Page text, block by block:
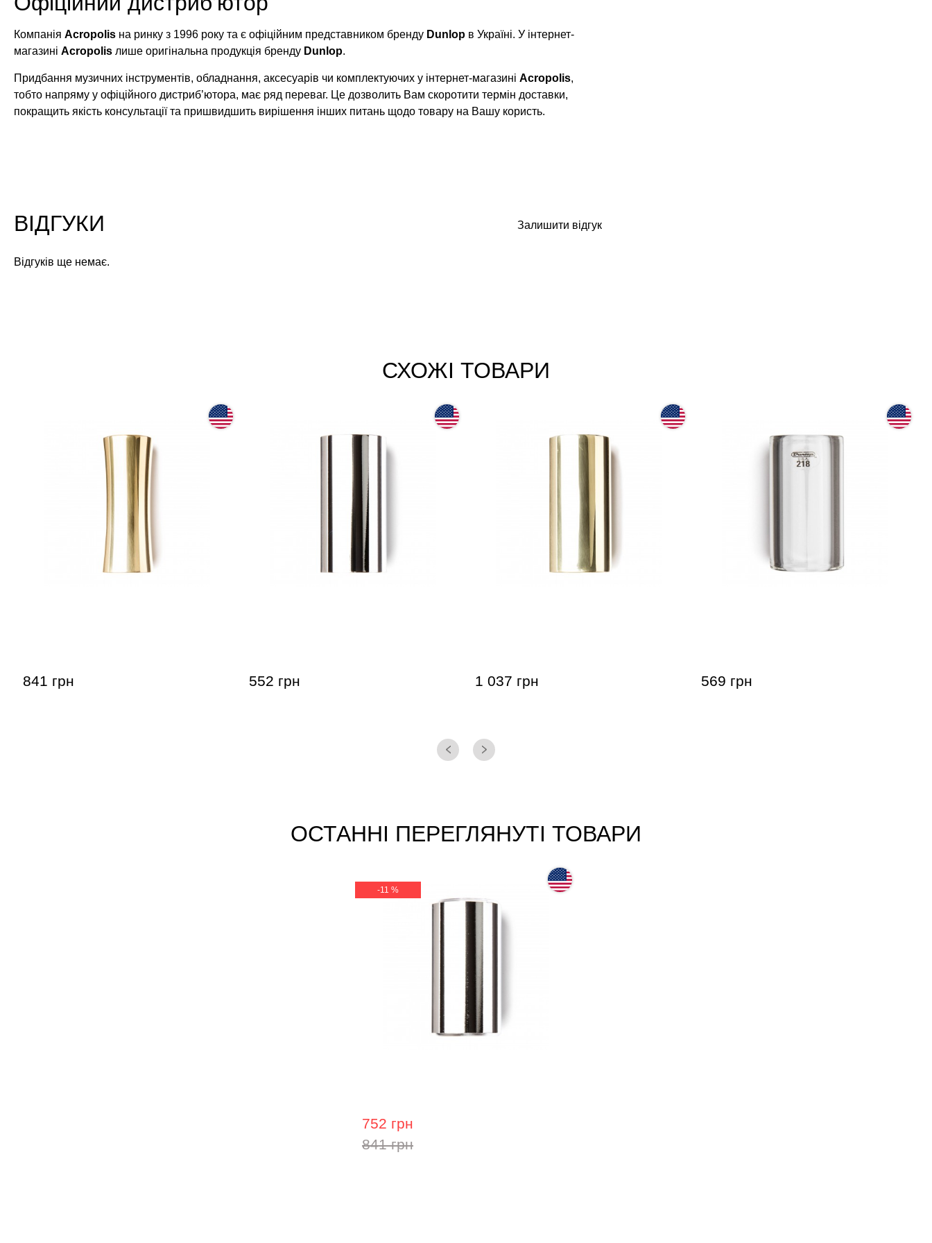
Компанія Acropolis на ринку з 1996 року та є офіційним представником бренду Dunlop в Україні. У інтернет-
магазині Acropolis лише оригінальна продукція бренду Dunlop.
Придбання музичних інструментів, обладнання, аксесуарів чи комплектуючих у інтернет-магазині Acropolis,
тобто напряму у офіційного дистриб’ютора, має ряд переваг. Це дозволить Вам скоротити термін доставки,
покращить якість консультації та пришвидшить вирішення інших питань щодо товару на Вашу користь.
Залишити відгук
ВІДГУКИ
Відгуків ще немає.
СХОЖІ ТОВАРИ
841 грн 552 грн 1 037 грн 569 грн
ОСТАННІ ПЕРЕГЛЯНУТІ ТОВАРИ
-11 %
752 грн
841 грн